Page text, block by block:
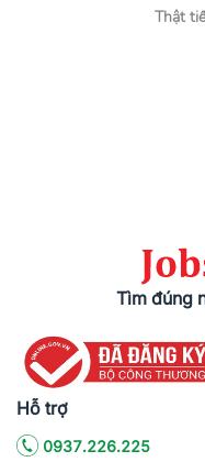
Thật
Tìm đúng
Hỗ trợ
0937.226.225